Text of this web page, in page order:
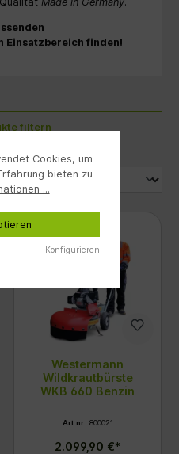
Einsatzbereich finden!
filtern
Westermann
Wildkrautbürste
WKB 660 Benzin
Art.nr.: 800021
2.099,90 €*
Cookies, um
bieten zu
...
Konfigurieren